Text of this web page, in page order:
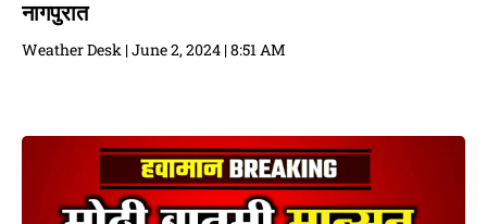
नागपुरात
Weather Desk June 2, 2024 8:51 AM